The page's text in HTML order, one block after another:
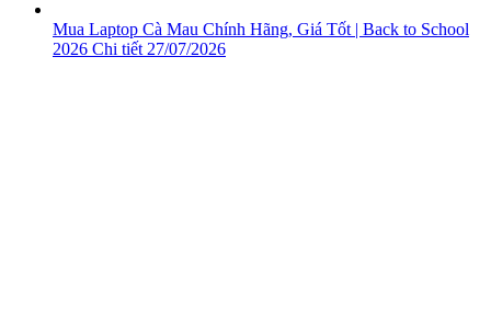
Mua Laptop Cà Mau Chính Hãng, Giá Tốt | Back to School
2026 Chi tiết 27/07/2026